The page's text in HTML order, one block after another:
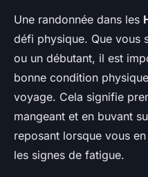
Une randonnée dans les
défi physique. Que vous
ou un débutant, il est
bonne condition
voyage. Cela signifie
mangeant et en buvant
reposant lorsque vous
les signes de fatigue.